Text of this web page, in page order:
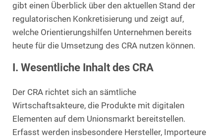
gibt einen Überblick über den aktuellen Stand der
regulatorischen Konkretisierung und zeigt auf,
welche Orientierungshilfen Unternehmen bereits
heute für die Umsetzung des CRA nutzen können.
I. Wesentliche Inhalt des CRA
Der CRA richtet sich an sämtliche
Wirtschaftsakteure, die Produkte mit digitalen
Elementen auf dem Unionsmarkt bereitstellen.
Erfasst werden insbesondere Hersteller, Importeure